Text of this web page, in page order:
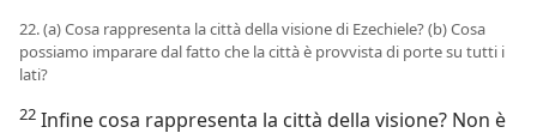
22. (a) Cosa rappresenta la città della visione di Ezechiele? (b) Cosa
possiamo imparare dal fatto che la città è provvista di porte su tutti i
lati?
22 Infine cosa rappresenta la città della visione? Non è